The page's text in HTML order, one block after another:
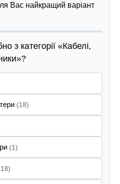
Вас найкращий варіант
з категорії «Кабелі,
(18)
(1)